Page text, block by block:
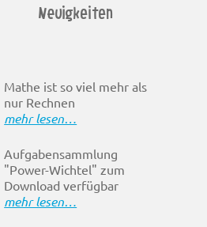
Neuigkeiten
Mathe ist so viel mehr als
nur Rechnen
mehr lesen…
Aufgabensammlung
"Power-Wichtel" zum
Download verfügbar
mehr lesen…